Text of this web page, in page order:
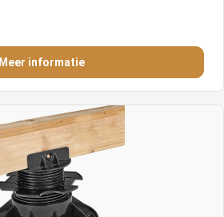
Meer informatie